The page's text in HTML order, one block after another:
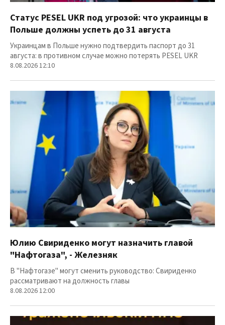
Статус PESEL UKR под угрозой: что украинцы в
Польше должны успеть до 31 августа
Украинцам в Польше нужно подтвердить паспорт до 31
августа: в противном случае можно потерять PESEL UKR
8.08.2026 12:10
Юлию Свириденко могут назначить главой
"Нафтогаза", - Железняк
В "Нафтогазе" могут сменить руководство: Свириденко
рассматривают на должность главы
8.08.2026 12:00